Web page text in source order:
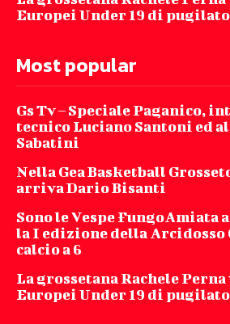
Europei Under 19 di
Most popular
Gs Tv – Speciale Paganico,
tecnico Luciano Santoni ed
Sabatini
Nella Gea Basketball
arriva Dario Bisanti
Sono le Vespe FungoAmiata
la I edizione della Arcidosso
calcio a 6
La grossetana Rachele
Europei Under 19 di